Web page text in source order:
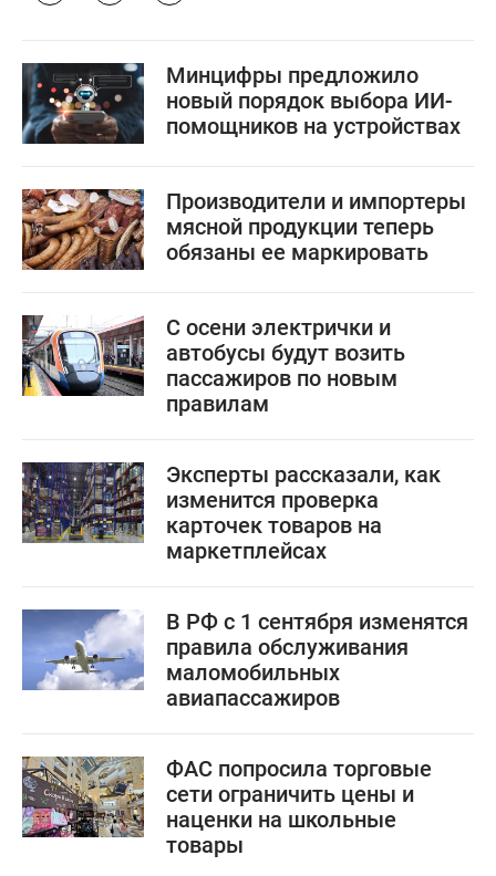
Минцифры предложило
новый порядок выбора ИИ-
помощников на устройствах
Производители и импортеры
мясной продукции теперь
обязаны ее маркировать
С осени электрички и
автобусы будут возить
пассажиров по новым
правилам
Эксперты рассказали, как
изменится проверка
карточек товаров на
маркетплейсах
В РФ с 1 сентября изменятся
правила обслуживания
маломобильных
авиапассажиров
ФАС попросила торговые
сети ограничить цены и
наценки на школьные
товары